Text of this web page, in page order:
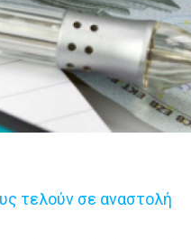
τελούν σε αναστολή